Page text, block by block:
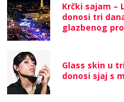
Krčki sajam –
donosi tri
glazbenog
Glass skin u
donosi sjaj s